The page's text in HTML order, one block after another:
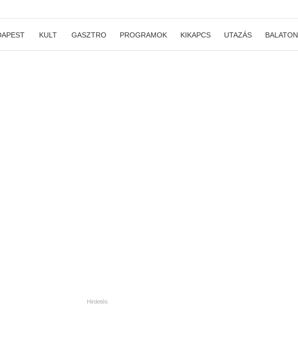
KULT GASZTRO PROGRAMOK KIKAPCS UTAZÁS BALATON